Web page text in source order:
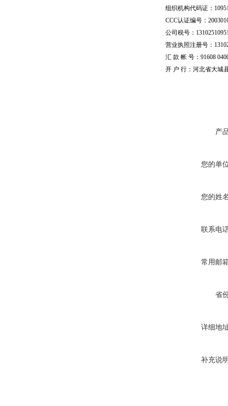
组织机构代码证：
CCC认证编号：
公司税号：
营业执照注册号：
汇 款 帐 号：91608
开 户 行：河北省大城
产
您的单
您的姓
联系电
常用邮
省
详细地
补充说